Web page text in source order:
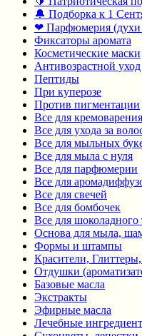
🔔 Подборка к 1
❤ Парфюмерия
Фиксаторы аромата
Косметические маски
Антивозрастной уход
Пептиды
При куперозе
Против пигментации
Все для кремоварения
Все для ухода за
Все для мыльных
Все для мыла с нуля
Все для парфюмерии
Все для
Все для свечей
Все для бомбочек
Все для шоколадного
Основа для мыла,
Формы и штампы
Красители,
Отдушки
Базовые масла
Экстракты
Эфирные масла
Лечебные